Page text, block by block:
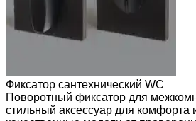
Фиксатор сантехнический WC
Поворотный фиксатор для
стильный аксессуар для комфорта